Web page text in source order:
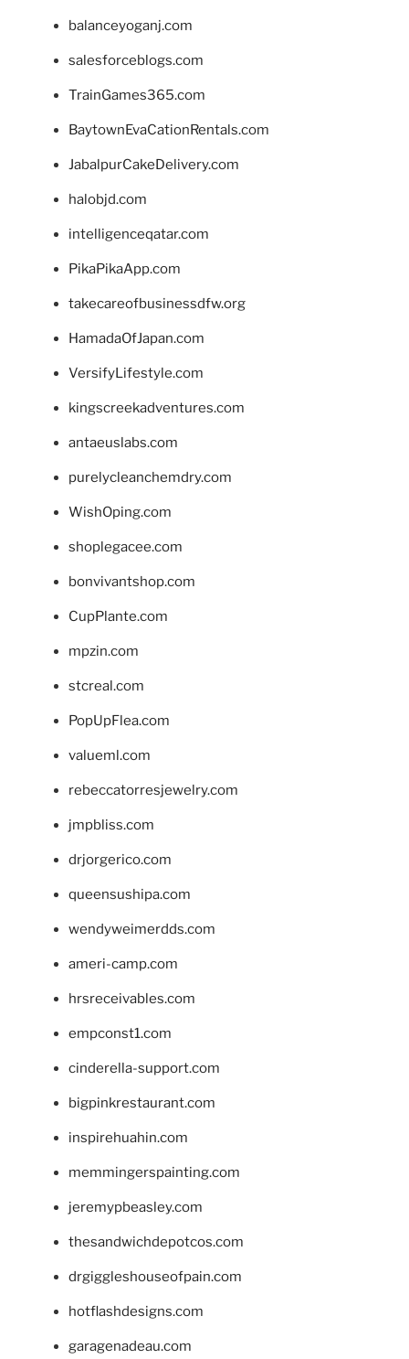
balanceyoganj.com
salesforceblogs.com
TrainGames365.com
BaytownEvaCationRentals.com
JabalpurCakeDelivery.com
halobjd.com
intelligenceqatar.com
PikaPikaApp.com
takecareofbusinessdfw.org
HamadaOfJapan.com
VersifyLifestyle.com
kingscreekadventures.com
antaeuslabs.com
purelycleanchemdry.com
WishOping.com
shoplegacee.com
bonvivantshop.com
CupPlante.com
mpzin.com
stcreal.com
PopUpFlea.com
valueml.com
rebeccatorresjewelry.com
jmpbliss.com
drjorgerico.com
queensushipa.com
wendyweimerdds.com
ameri-camp.com
hrsreceivables.com
empconst1.com
cinderella-support.com
bigpinkrestaurant.com
inspirehuahin.com
memmingerspainting.com
jeremypbeasley.com
thesandwichdepotcos.com
drgiggleshouseofpain.com
hotflashdesigns.com
garagenadeau.com